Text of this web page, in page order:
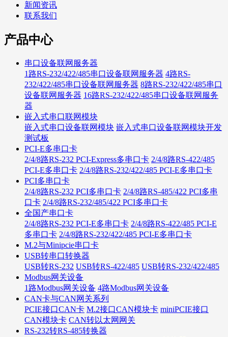
新闻资讯
联系我们
产品中心
串口设备联网服务器
1路RS-232/422/485串口设备联网服务器 4路RS-
232/422/485串口设备联网服务器 8路RS-232/422/485串口
设备联网服务器 16路RS-232/422/485串口设备联网服务
器
嵌入式串口联网模块
嵌入式串口设备联网模块 嵌入式串口设备联网模块开发
测试板
PCI-E多串口卡
2/4/8路RS-232 PCI-Express多串口卡 2/4/8路RS-422/485
PCI-E多串口卡 2/4/8路RS-232/422/485 PCI-E多串口卡
PCI多串口卡
2/4/8路RS-232 PCI多串口卡 2/4/8路RS-485/422 PCI多串
口卡 2/4/8路RS-232/485/422 PCI多串口卡
全国产串口卡
2/4/8路RS-232 PCI-E多串口卡 2/4/8路RS-422/485 PCI-E
多串口卡 2/4/8路RS-232/422/485 PCI-E多串口卡
M.2与Minipcie串口卡
USB转串口转换器
USB转RS-232 USB转RS-422/485 USB转RS-232/422/485
Modbus网关设备
1路Modbus网关设备 4路Modbus网关设备
CAN卡与CAN网关系列
PCIE接口CAN卡 M.2接口CAN模块卡 miniPCIE接口
CAN模块卡 CAN转以太网网关
RS-232转RS-485转换器